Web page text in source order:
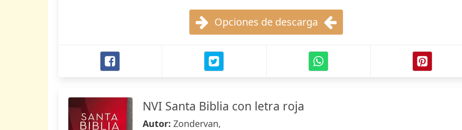
Opciones de descarga
NVI Santa Biblia con letra roja
Autor: Zondervan,